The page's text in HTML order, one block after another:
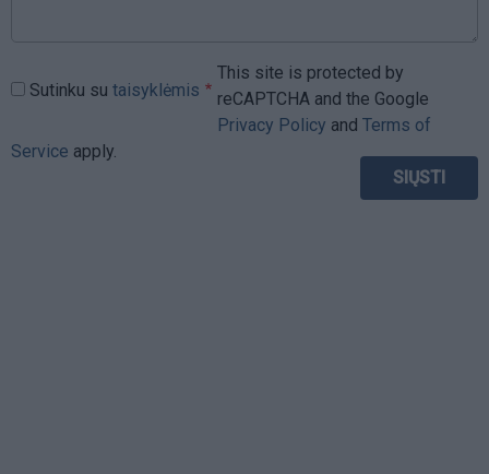
Sutinku su taisyklėmis
This site is protected by
reCAPTCHA and the Google
Privacy Policy and Terms of
Service apply.